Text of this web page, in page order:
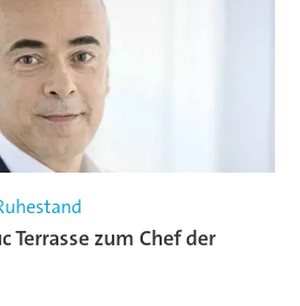
Terrasse zum Chef der